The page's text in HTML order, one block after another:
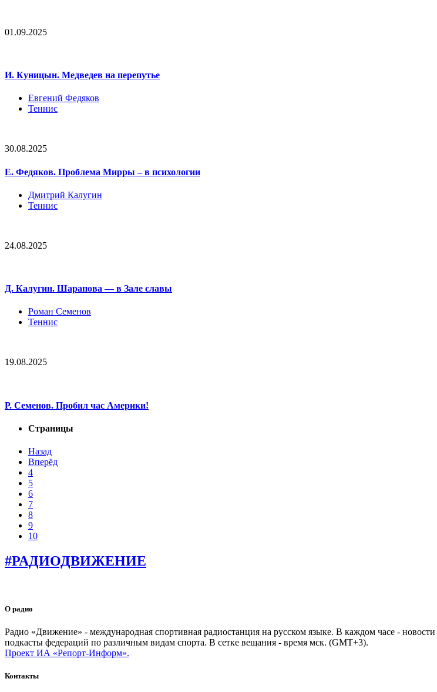
01.09.2025
И. Куницын. Медведев на перепутье
Евгений Федяков
Теннис
30.08.2025
Е. Федяков. Проблема Мирры – в психологии
Дмитрий Калугин
Теннис
24.08.2025
Д. Калугин. Шарапова — в Зале славы
Роман Семенов
Теннис
19.08.2025
Р. Семенов. Пробил час Америки!
Страницы
Назад
Вперёд
4
5
6
7
8
9
10
#РАДИОДВИЖЕНИЕ
О радио
Радио «Движение» - международная спортивная радиостанция на русском языке. В каждом часе -
подкасты федераций по различным видам спорта. В сетке вещания - время мск. (GMT+3).
Проект ИА «Репорт-Информ».
Контакты